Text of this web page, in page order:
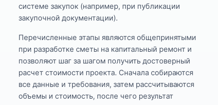
системе закупок (например, при публикации
закупочной документации).
Перечисленные этапы являются общепринятыми
при разработке сметы на капитальный ремонт и
позволяют шаг за шагом получить достоверный
расчет стоимости проекта. Сначала собираются
все данные и требования, затем рассчитываются
объемы и стоимость, после чего результат